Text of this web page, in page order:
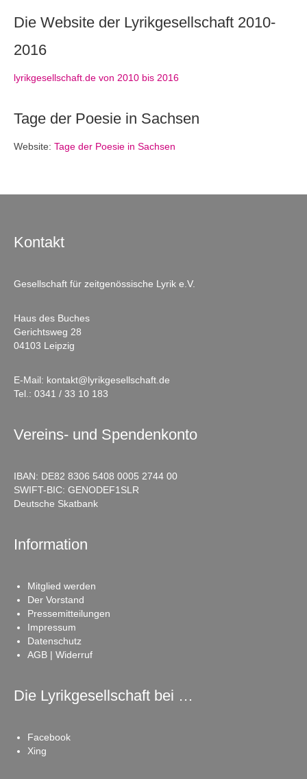
Die Website der Lyrikgesellschaft 2010-
2016
lyrikgesellschaft.de von 2010 bis 2016
Tage der Poesie in Sachsen
Website: Tage der Poesie in Sachsen
Kontakt
Gesellschaft für zeitgenössische Lyrik e.V.
Haus des Buches
Gerichtsweg 28
04103 Leipzig
E-Mail: kontakt@lyrikgesellschaft.de
Tel.: 0341 / 33 10 183
Vereins- und Spendenkonto
IBAN: DE82 8306 5408 0005 2744 00
SWIFT-BIC: GENODEF1SLR
Deutsche Skatbank
Information
Mitglied werden
Der Vorstand
Pressemitteilungen
Impressum
Datenschutz
AGB | Widerruf
Die Lyrikgesellschaft bei …
Facebook
Xing